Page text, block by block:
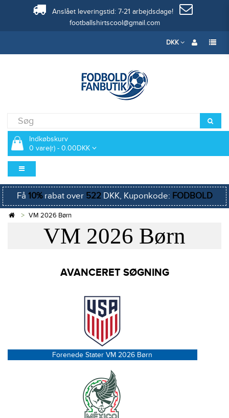
Anslået leveringstid: 7-21 arbejdsdage!
footballshirtscool@gmail.com
DKK
Indkøbskurv
0 vare(r) - 0.00DKK
Få 10%rabat over 522DKK, Kuponkode: FODBOLD
VM 2026 Børn
VM 2026 Børn
AVANCERET SØGNING
Forenede Stater VM 2026 Børn